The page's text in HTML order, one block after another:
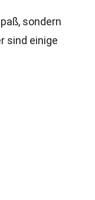
sondern
sind einige